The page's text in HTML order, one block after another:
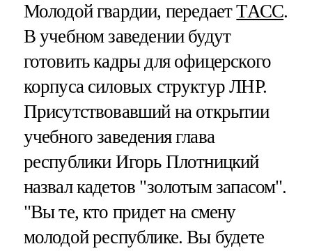
Молодой гвардии, передаетТАСС.
В учебном заведении будут
готовить кадры для офицерского
корпуса силовых структур ЛНР.
Присутствовавший на открытии
учебного заведения глава
республики Игорь Плотницкий
назвал кадетов "золотым запасом".
"Вы те, кто придет на смену
молодой республике. Вы будете